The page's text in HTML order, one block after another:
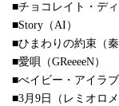
■チョコレイト・ディ
■Story（AI）
■ひまわりの約束（秦
■愛唄（GReeeeN）
■べイビー・アイラブ
■3月9日（レミオロメ